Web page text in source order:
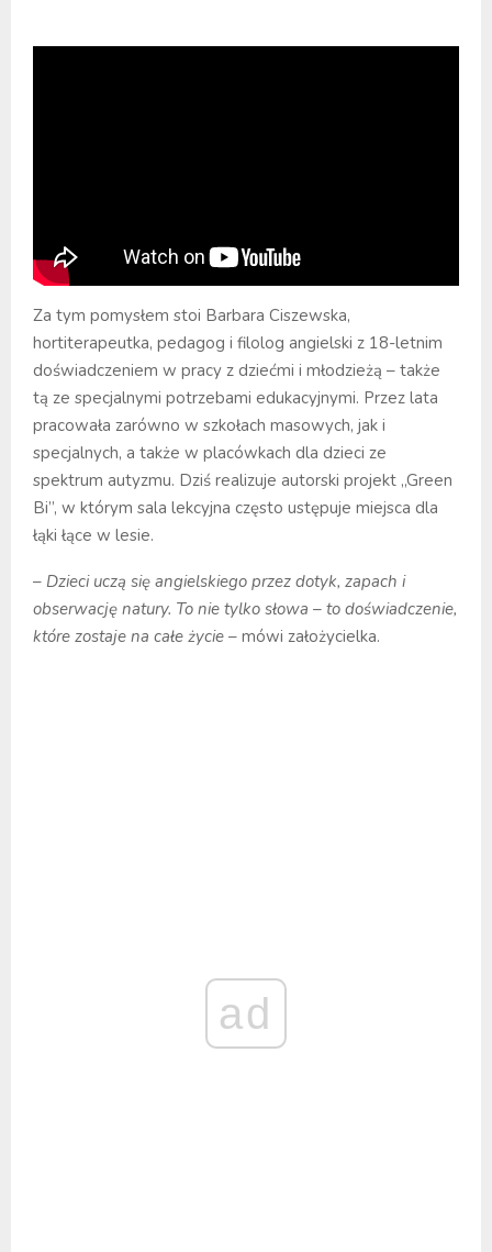
Za tym pomysłem stoi Barbara Ciszewska,
hortiterapeutka, pedagog i filolog angielski z 18-letnim
doświadczeniem w pracy z dziećmi i młodzieżą – także
tą ze specjalnymi potrzebami edukacyjnymi. Przez lata
pracowała zarówno w szkołach masowych, jak i
specjalnych, a także w placówkach dla dzieci ze
spektrum autyzmu. Dziś realizuje autorski projekt „Green
Bi”, w którym sala lekcyjna często ustępuje miejsca dla
łąki łące w lesie.
– Dzieci uczą się angielskiego przez dotyk, zapach i
obserwację natury. To nie tylko słowa – to doświadczenie,
które zostaje na całe życie – mówi założycielka.
ad